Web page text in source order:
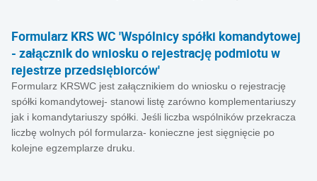
Formularz KRS WC 'Wspólnicy spółki komandytowej
- załącznik do wniosku o rejestrację podmiotu w
rejestrze przedsiębiorców'
Formularz KRSWC jest załącznikiem do wniosku o rejestrację
spółki komandytowej- stanowi listę zarówno komplementariuszy
jak i komandytariuszy spółki. Jeśli liczba wspólników przekracza
liczbę wolnych pól formularza- konieczne jest sięgnięcie po
kolejne egzemplarze druku.